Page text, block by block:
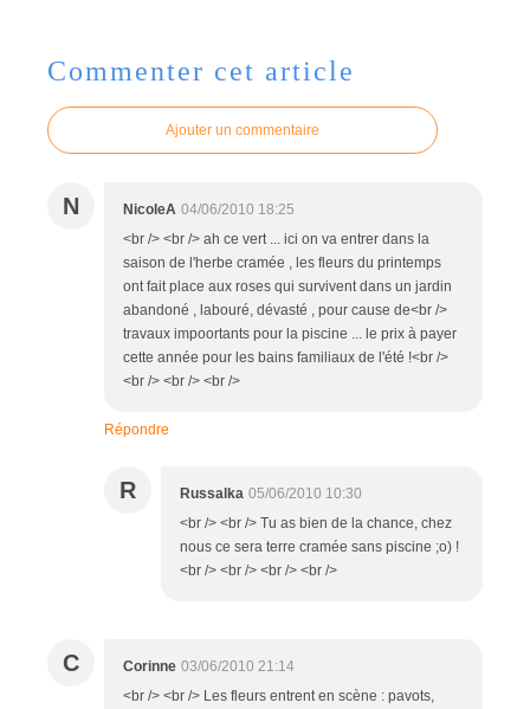
Commenter cet article
Ajouter un commentaire
N NicoleA 04/06/2010 18:25
<br /> <br /> ah ce vert ... ici on va entrer dans la
saison de l'herbe cramée , les fleurs du printemps
ont fait place aux roses qui survivent dans un jardin
abandoné , labouré, dévasté , pour cause de<br />
travaux impoortants pour la piscine ... le prix à payer
cette année pour les bains familiaux de l'été !<br />
<br /> <br /> <br />
Répondre
R Russalka 05/06/2010 10:30
<br /> <br /> Tu as bien de la chance, chez
nous ce sera terre cramée sans piscine ;o) !
<br /> <br /> <br /> <br />
C Corinne 03/06/2010 21:14
<br /> <br /> Les fleurs entrent en scène : pavots,